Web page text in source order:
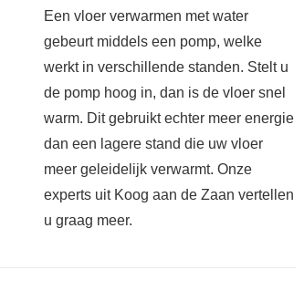
Een vloer verwarmen met water
gebeurt middels een pomp, welke
werkt in verschillende standen. Stelt u
de pomp hoog in, dan is de vloer snel
warm. Dit gebruikt echter meer energie
dan een lagere stand die uw vloer
meer geleidelijk verwarmt. Onze
experts uit Koog aan de Zaan vertellen
u graag meer.